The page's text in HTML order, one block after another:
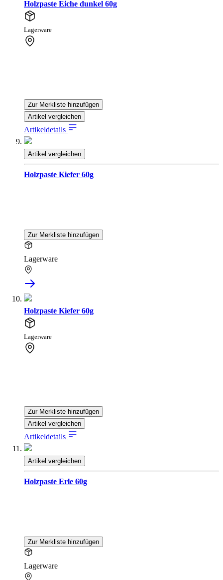
Holzpaste Eiche dunkel 60g
Lagerware
Zur Merkliste hinzufügen
Artikel vergleichen
Artikeldetails
Artikel vergleichen
Holzpaste Kiefer 60g
Zur Merkliste hinzufügen
Lagerware
Holzpaste Kiefer 60g
Lagerware
Zur Merkliste hinzufügen
Artikel vergleichen
Artikeldetails
Artikel vergleichen
Holzpaste Erle 60g
Zur Merkliste hinzufügen
Lagerware